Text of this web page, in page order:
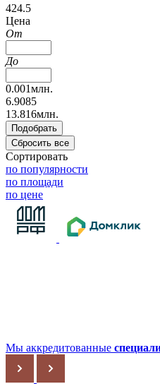
424.5
Цена
От
До
0.001млн.
6.9085
13.816млн.
Сортировать
по популярности
по площади
по цене
Мы аккредитованные